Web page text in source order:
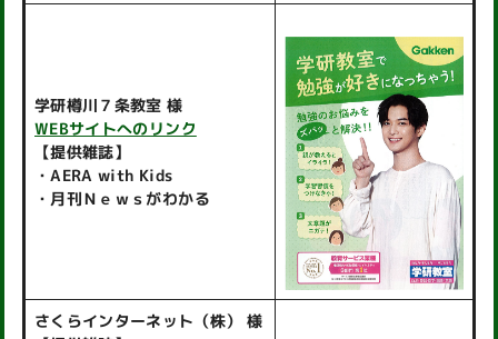
学研樽川７条教室 様
WEBサイトへのリンク
【提供雑誌】
・AERA with Kids
・月刊Ｎｅｗｓがわかる
さくらインターネット（株） 様